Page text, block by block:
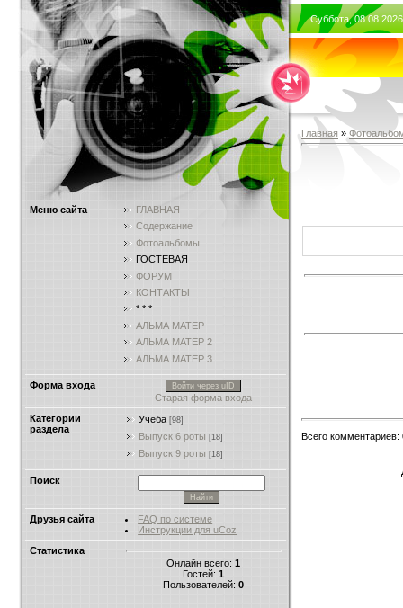
Меню сайта
ГЛАВНАЯ
Содержание
Фотоальбомы
ГОСТЕВАЯ
ФОРУМ
КОНТАКТЫ
* * *
АЛЬМА МАТЕР
АЛЬМА МАТЕР 2
АЛЬМА МАТЕР 3
Форма входа Войти через uID
Старая форма входа
Категории
раздела
Учеба [98]
Выпуск 6 роты [18]
Выпуск 9 роты [18]
Поиск
Друзья сайта
FAQ по системе
Инструкции для uCoz
Статистика
Онлайн всего: 1
Гостей: 1
Пользователей: 0
Суббота,
Главная »
Всего комментариев: